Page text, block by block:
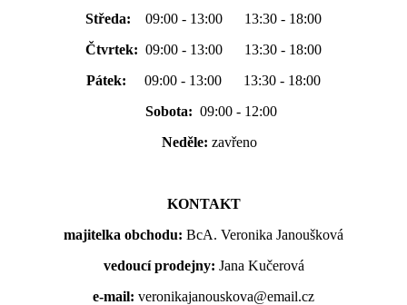
Středa: 09:00 - 13:00 13:30 - 18:00
Čtvrtek: 09:00 - 13:00 13:30 - 18:00
Pátek:
09:00 - 13:00 13:30 - 18:00
Sobota: 09:00 - 12:00
Neděle: zavřeno
KONTAKT
majitelka obchodu: BcA. Veronika Janoušková
vedoucí prodejny: Jana Kučerová
e-mail: veronikajanouskova@email.cz